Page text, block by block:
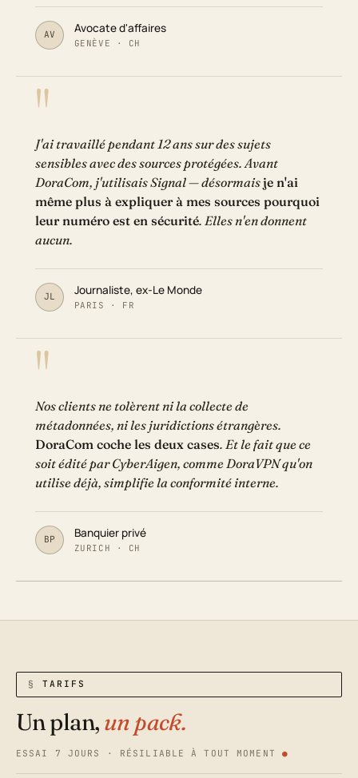
AV Avocate d'affaires
GENÈVE · CH
J'ai travaillé pendant 12 ans sur des sujets
sensibles avec des sources protégées. Avant
DoraCom, j'utilisais Signal — désormaisje n'ai
même plus à expliquer à mes sources pourquoi
leur numéro est en sécurité. Elles n'en donnent
aucun.
JL Journaliste, ex-Le Monde
PARIS · FR
Nos clients ne tolèrent ni la collecte de
métadonnées, ni les juridictions étrangères.
DoraCom coche les deux cases. Et le fait que ce
soit édité par CyberAigen, comme DoraVPN qu'on
utilise déjà, simplifie la conformité interne.
BP Banquier privé
ZURICH · CH
TARIFS
Un plan, un pack.
ESSAI 7 JOURS · RÉSILIABLE À TOUT MOMENT